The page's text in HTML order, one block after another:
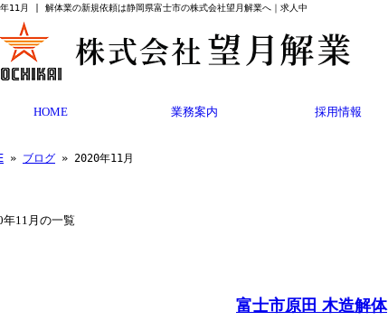
11月 | 解体業の新規依頼は静岡県富士市の株式会社望月解業へ｜求人中
HOME 業務案内 採用情報
» ブログ » 2020年11月
年11月の一覧
富士市原田 木造解体